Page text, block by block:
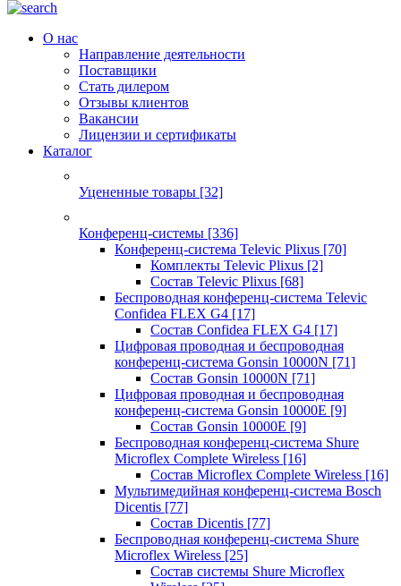
О нас
Направление деятельности
Поставщики
Стать дилером
Отзывы клиентов
Вакансии
Лицензии и сертификаты
Каталог
Уцененные товары [32]
Конференц-системы [336]
Конференц-система Televic Plixus [70]
Комплекты Televic Plixus [2]
Состав Televic Plixus [68]
Беспроводная конференц-система Televic
Confidea FLEX G4 [17]
Состав Confidea FLEX G4 [17]
Цифровая проводная и беспроводная
конференц-система Gonsin 10000N [71]
Состав Gonsin 10000N [71]
Цифровая проводная и беспроводная
конференц-система Gonsin 10000E [9]
Состав Gonsin 10000E [9]
Беспроводная конференц-система Shure
Microflex Complete Wireless [16]
Состав Microflex Complete Wireless [16]
Мультимедийная конференц-система Bosch
Dicentis [77]
Состав Dicentis [77]
Беспроводная конференц-система Shure
Microflex Wireless [25]
Состав системы Shure Microflex